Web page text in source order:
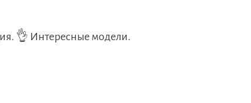
👌 Интересные модели.